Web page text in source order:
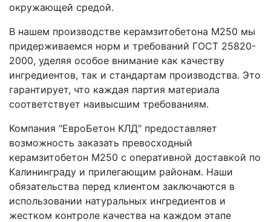
окружающей средой.
В нашем производстве керамзитобетона М250 мы
придерживаемся норм и требований ГОСТ 25820-
2000, уделяя особое внимание как качеству
ингредиентов, так и стандартам производства. Это
гарантирует, что каждая партия материала
соответствует наивысшим требованиям.
Компания "ЕвроБетон КЛД" предоставляет
возможность заказать превосходный
керамзитобетон М250 с оперативной доставкой по
Калининграду и прилегающим районам. Наши
обязательства перед клиентом заключаются в
использовании натуральных ингредиентов и
жестком контроле качества на каждом этапе